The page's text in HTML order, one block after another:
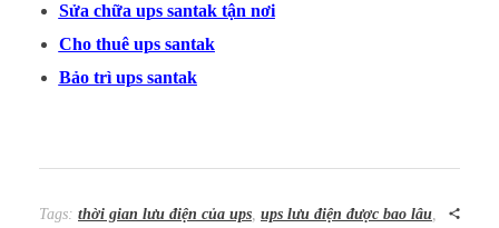
Sửa chữa ups santak tận nơi
Cho thuê ups santak
Bảo trì ups santak
Tags: thời gian lưu điện của ups, ups lưu điện được bao lâu,